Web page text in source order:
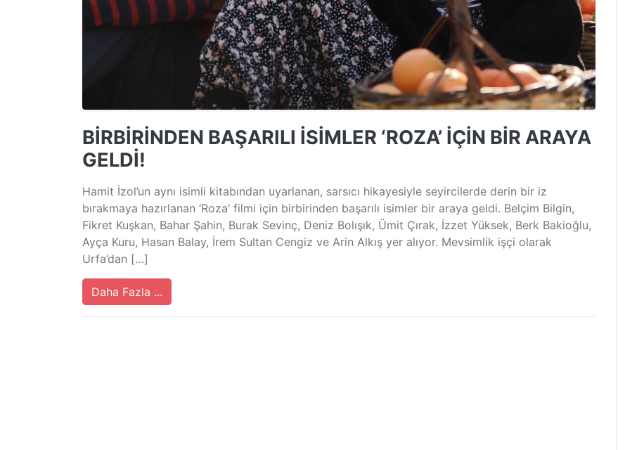
BİRBİRİNDEN BAŞARILI İSİMLER ‘ROZA’ İÇİN BİR ARAYA
GELDİ!
Hamit İzol’un aynı isimli kitabından uyarlanan, sarsıcı hikayesiyle seyircilerde derin bir iz
bırakmaya hazırlanan ‘Roza’ filmi için birbirinden başarılı isimler bir araya geldi. Belçim Bilgin,
Fikret Kuşkan, Bahar Şahin, Burak Sevinç, Deniz Bolışık, Ümit Çırak, İzzet Yüksek, Berk Bakioğlu,
Ayça Kuru, Hasan Balay, İrem Sultan Cengiz ve Arin Alkış yer alıyor. Mevsimlik işçi olarak
Urfa’dan […]
Daha Fazla ...